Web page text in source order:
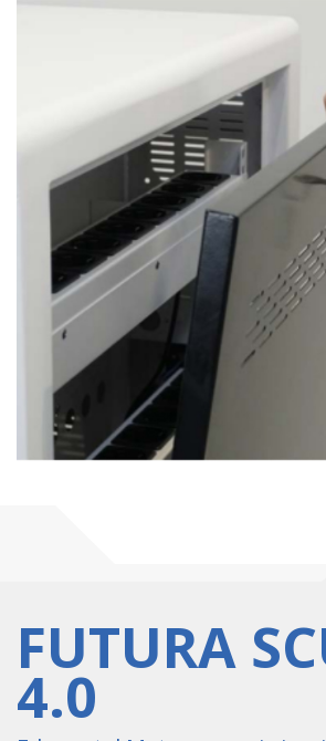
FUTURA
4.0